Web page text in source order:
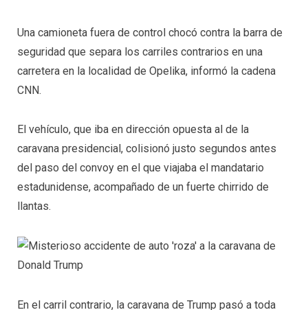
Una camioneta fuera de control chocó contra la barra de
seguridad que separa los carriles contrarios en una
carretera en la localidad de Opelika, informó la cadena
CNN.
El vehículo, que iba en dirección opuesta al de la
caravana presidencial, colisionó justo segundos antes
del paso del convoy en el que viajaba el mandatario
estadunidense, acompañado de un fuerte chirrido de
llantas.
En el carril contrario, la caravana de Trump pasó a toda